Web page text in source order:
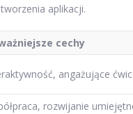
aplikacji.
cechy
angażujące
rozwijanie